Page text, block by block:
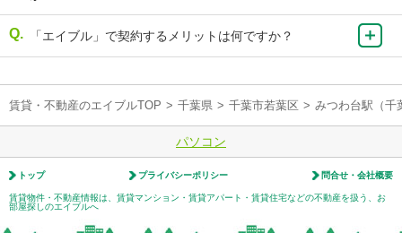
「エイブル」で契約するメリットは何ですか？
賃貸・不動産のエイブルTOP > 千葉県 > 千葉市若葉区 > みつわ台駅（千
パソコン
トップ プライバシーポリシー 問合せ・会社概要
賃貸物件・不動産情報は、賃貸マンション・賃貸アパート・賃貸住宅などの不動産を扱う、お
部屋探しのエイブルへ